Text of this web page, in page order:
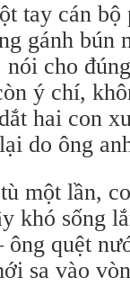
tay cán bộ
gánh bún
cho
ý chí,
hai con
do ông
một lần,
khó sống
quệt
sa vào